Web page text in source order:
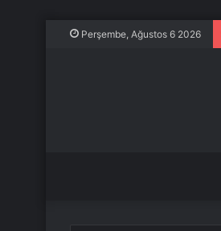
Perşembe, Ağustos 6 2026